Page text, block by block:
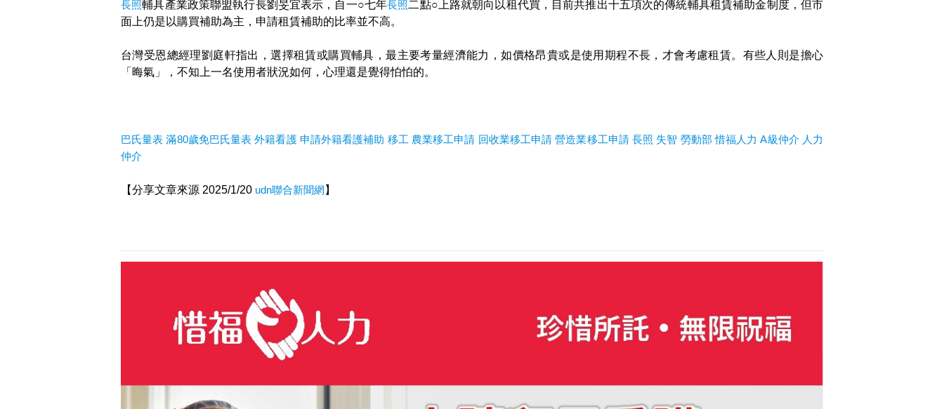
長照輔具產業政策聯盟執行長劉旻宜表示，自一○七年長照二點○上路就朝向以租代買，目前共推出十五項次的傳統輔具租賃補助金制度，但市
面上仍是以購買補助為主，申請租賃補助的比率並不高。
台灣受恩總經理劉庭軒指出，選擇租賃或購買輔具，最主要考量經濟能力，如價格昂貴或是使用期程不長，才會考慮租賃。有些人則是擔心
「晦氣」，不知上一名使用者狀況如何，心理還是覺得怕怕的。
巴氏量表 滿80歲免巴氏量表 外籍看護 申請外籍看護補助 移工 農業移工申請 回收業移工申請 營造業移工申請 長照 失智 勞動部 惜福人力 A級仲介 人力
仲介
【分享文章來源 2025/1/20 udn聯合新聞網 】